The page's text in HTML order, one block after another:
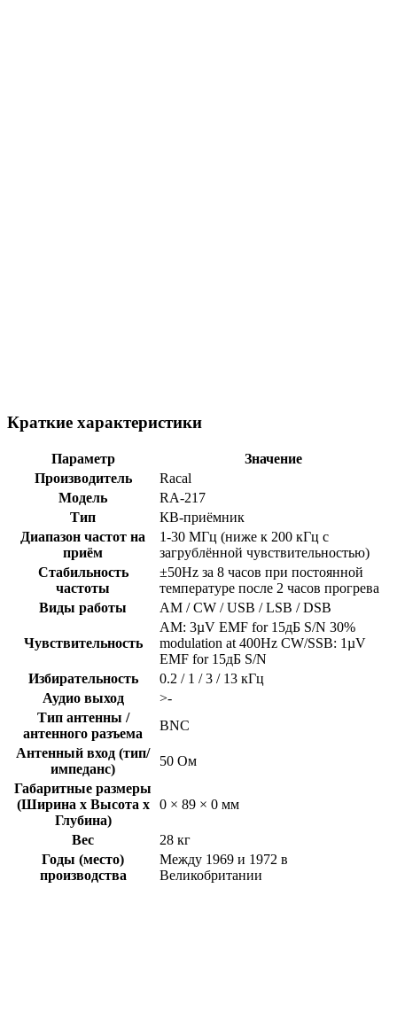
Краткие характеристики
Параметр
Значение
Производитель
Racal
Модель
RA-217
Тип
КВ-приёмник
Диапазон частот на
приём
1-30 МГц (ниже к 200 кГц с
загрублённой чувствительностью)
Стабильность
частоты
±50Hz за 8 часов при постоянной
температуре после 2 часов прогрева
Виды работы
AM / CW / USB / LSB / DSB
Чувствительность
AM: 3µV EMF for 15дБ S/N 30%
modulation at 400Hz CW/SSB: 1µV
EMF for 15дБ S/N
Избирательность
0.2 / 1 / 3 / 13 кГц
Аудио выход
>-
Тип антенны /
антенного разъема
BNC
Антенный вход (тип/
импеданс)
50 Ом
Габаритные размеры
(Ширина x Высота x
Глубина)
0 × 89 × 0 мм
Вес
28 кг
Годы (место)
производства
Между 1969 и 1972 в
Великобритании